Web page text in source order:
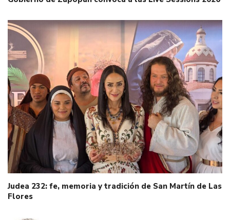
Judea 232: fe, memoria y tradición de San Martín de Las
Flores